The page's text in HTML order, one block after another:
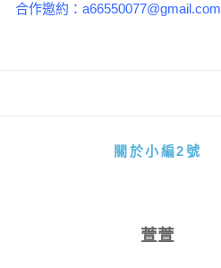
合作邀約：a66550077@gmail.com
關於小編2號
萱萱